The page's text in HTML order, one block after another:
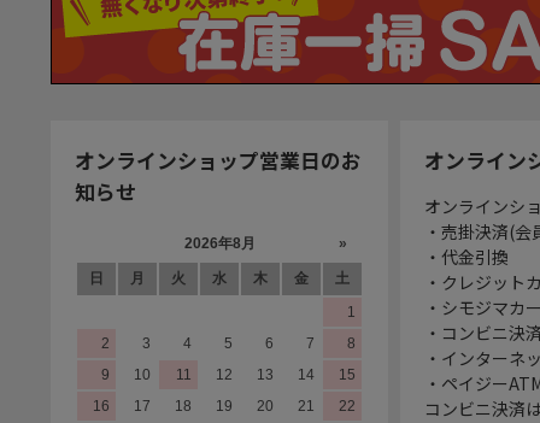
オンラインショップ営業日のお
知らせ
オンライン
オンラインシ
・売掛決済(
・代金引換
・クレジット
・シモジマカ
・コンビニ決
・インターネ
・ペイジー
コンビニ決済